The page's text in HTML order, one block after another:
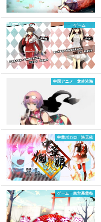
ゲーム
中国アニメ 龙吟沧海
中華ボカロ 洛天依
ゲーム 東方幕華祭